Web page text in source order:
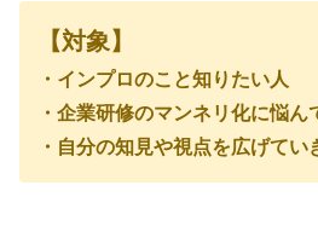
【対象】
・インプロのこと知りたい人
・企業研修のマンネリ化に悩ん
・自分の知見や視点を広げてい